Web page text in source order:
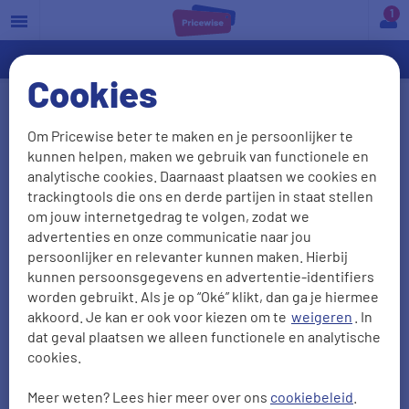
Cookies
Om Pricewise beter te maken en je persoonlijker te
kunnen helpen, maken we gebruik van functionele en
analytische cookies. Daarnaast plaatsen we cookies en
trackingtools die ons en derde partijen in staat stellen
om jouw internetgedrag te volgen, zodat we
advertenties en onze communicatie naar jou
persoonlijker en relevanter kunnen maken. Hierbij
kunnen persoonsgegevens en advertentie-identifiers
worden gebruikt. Als je op “Oké” klikt, dan ga je hiermee
akkoord. Je kan er ook voor kiezen om te weigeren . In
dat geval plaatsen we alleen functionele en analytische
cookies.
Meer weten? Lees hier meer over ons cookiebeleid
a
Een woning verliest warmte via ramen, muren, het
dak en de vloer. Het is zinvol om te zorgen voor
goede isolatie. Zo zorg je ervoor dat er zo min
mogelijk warmte verloren gaat. Je woning kun je op
allerlei verschillende manieren isoleren. Zo kun je
onder andere de kruipruimte, de vloer, het dak, de
muren en de gevel isoleren. Het isoleren van een
huis is een investering. Maar door het isoleren van
onderdelen van het huis daalt het verbruik van
energie. Doordat de woning minder vochtig is,